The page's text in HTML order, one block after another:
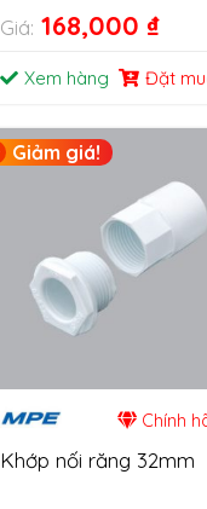
Giá: 168,000 ₫
Xem hàng Đặt
Giảm giá!
Chính
Khớp nối răng 32mm